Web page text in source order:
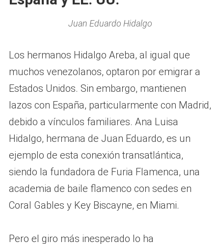
Juan Eduardo Hidalgo
Los hermanos Hidalgo Areba, al igual que
muchos venezolanos, optaron por emigrar a
Estados Unidos. Sin embargo, mantienen
lazos con España, particularmente con Madrid,
debido a vínculos familiares. Ana Luisa
Hidalgo, hermana de Juan Eduardo, es un
ejemplo de esta conexión transatlántica,
siendo la fundadora de Furia Flamenca, una
academia de baile flamenco con sedes en
Coral Gables y Key Biscayne, en Miami.
Pero el giro más inesperado lo ha